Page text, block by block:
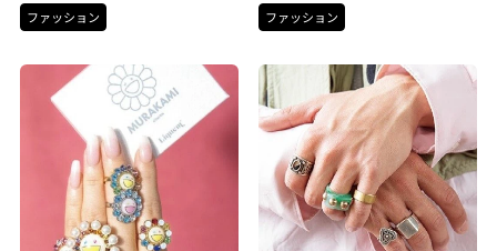
ファッション ファッション